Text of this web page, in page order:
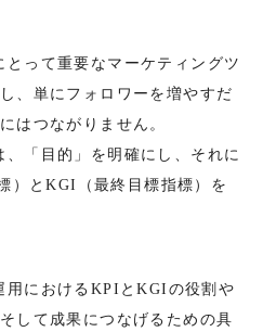
って重要なマーケティングツ
、単にフォロワーを増やすだ
はつながりません。
「目的」を明確にし、それに
）とKGI（最終目標指標）を
用におけるKPIとKGIの役割や
して成果につなげるための具